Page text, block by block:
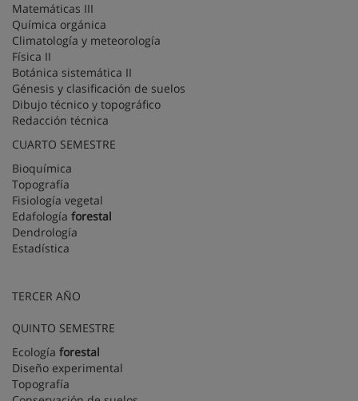
Matemáticas III
Química orgánica
Climatología y meteorología
Física II
Botánica sistemática II
Génesis y clasificación de suelos
Dibujo técnico y topográfico
Redacción técnica
CUARTO SEMESTRE
Bioquímica
Topografía
Fisiología vegetal
Edafología forestal
Dendrología
Estadística
TERCER AÑO
QUINTO SEMESTRE
Ecología forestal
Diseño experimental
Topografía